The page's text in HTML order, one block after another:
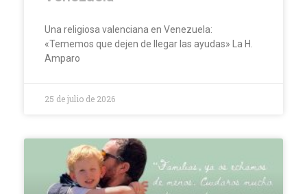
Una religiosa valenciana en Venezuela:
«Tememos que dejen de llegar las ayudas» La H.
Amparo
25 de julio de 2026